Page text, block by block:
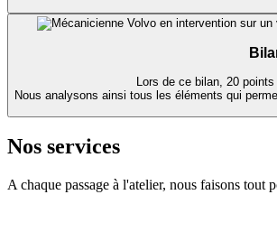
Lors de ce bilan, 20
Nous analysons ainsi tous les éléments qui
Nos services
A chaque passage à l'atelier, nous faisons tout